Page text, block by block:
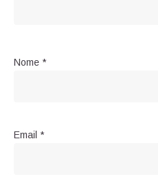
Nome *
Email *